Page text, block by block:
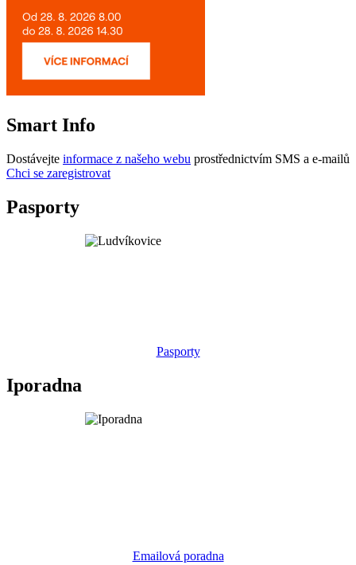
Smart Info
Dostávejte informace z našeho webu prostřednictvím SMS a e-mailů
Chci se zaregistrovat
Pasporty
Pasporty
Iporadna
Emailová poradna